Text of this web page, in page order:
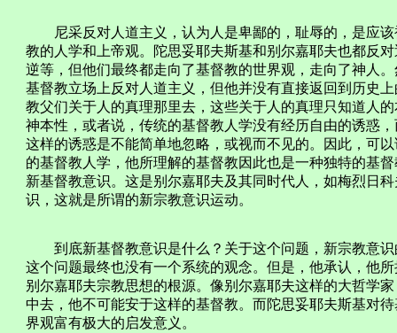
尼采反对人道主义，认为人是卑鄙的，耻辱的，是应该
教的人学和上帝观。陀思妥耶夫斯基和别尔嘉耶夫也都反
逆等，但他们最终都走向了基督教的世界观，走向了神人
基督教立场上反对人道主义，但他并没有直接返回到历史
教父们关于人的真理那里去，这些关于人的真理只知道人
神本性，或者说，传统的基督教人学没有经历自由的诱惑
这样的诱惑是不能简单地忽略，或视而不见的。因此，可
的基督教人学，他所理解的基督教因此也是一种独特的基
新基督教意识。这是别尔嘉耶夫及其同时代人，如梅烈日
识，这就是所谓的新宗教意识运动。
到底新基督教意识是什么？关于这个问题，新宗教意识
这个问题最终也没有一个系统的观念。但是，他承认，他
别尔嘉耶夫宗教思想的根源。像别尔嘉耶夫这样的大哲学
中去，他不可能安于这样的基督教。而陀思妥耶夫斯基对
界观富有极大的启发意义。